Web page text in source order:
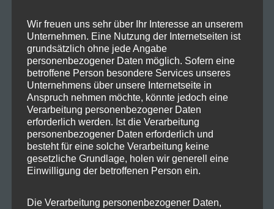
PC & Laptop
Storage & NAS
Monitore & Bildschirme
Drucker & Kopierer
Kamera & DVR
Tablet & Handy
Microsoft.
Wir freuen uns sehr über Ihr Interesse an unserem
Unternehmen. Eine Nutzung der Internetseiten ist
grundsätzlich ohne jede Angabe
personenbezogener Daten möglich. Sofern eine
betroffene Person besondere Services unseres
Unternehmens über unsere Internetseite in
Anspruch nehmen möchte, könnte jedoch eine
Verarbeitung personenbezogener Daten
erforderlich werden. Ist die Verarbeitung
personenbezogener Daten erforderlich und
besteht für eine solche Verarbeitung keine
gesetzliche Grundlage, holen wir generell eine
Einwilligung der betroffenen Person ein.
Die Verarbeitung personenbezogener Daten,